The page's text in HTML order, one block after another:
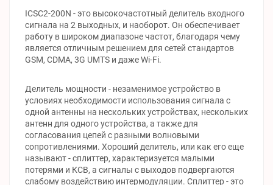
ICSC2-200N - это высокочастотный делитель входного
сигнала на 2 выходных, и наоборот. Он обеспечивает
работу в широком диапазоне частот, благодаря чему
является отличным решением для сетей стандартов
GSM, CDMA, 3G UMTS и даже Wi-Fi.
Делитель мощности - незаменимое устройство в
условиях необходимости использования сигнала с
одной антенны на нескольких устройствах, нескольких
антенн для одного устройства, а также для
согласования цепей с разными волновыми
сопротивлениями. Хороший делитель, или как его еще
называют - сплиттер, характеризуется малыми
потерями и КСВ, а сигналы с выходов подвергаются
слабому воздействию интермодуляции. Сплиттер - это